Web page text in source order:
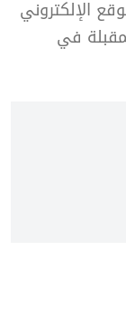
الإلكتروني
في